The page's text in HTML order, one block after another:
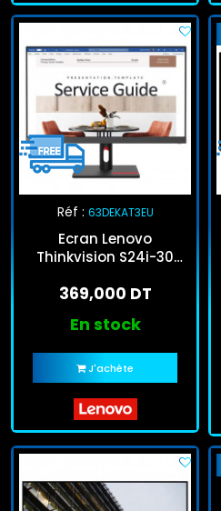
Réf : 63DEKAT3EU
Ecran Lenovo
Thinkvision S24i-30
369,000 DT
En stock
J'achète